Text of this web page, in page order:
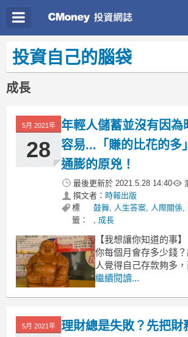
投資自己的腦袋
成長
5月 2021年
28
年輕人儲蓄並沒有因為
容易...「賺的比花的多
通膨的原兇！
最後更新於 2021.5.28 14:40
撰文者： 時報出版
標
籤：
鼓舞, 人生答案, 人際關係,
, 成長
【我想讓你知道的事】
你每個月會存多少錢
人覺得自己存款夠多
本就是月光族。
文 / 尼格爾．康貝朗
賺的比花的多，用儲
繼續閱讀...
5月 2021年
理財總是失敗？先把財